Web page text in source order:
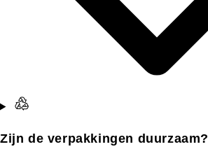
Zijn de verpakkingen duurzaam?